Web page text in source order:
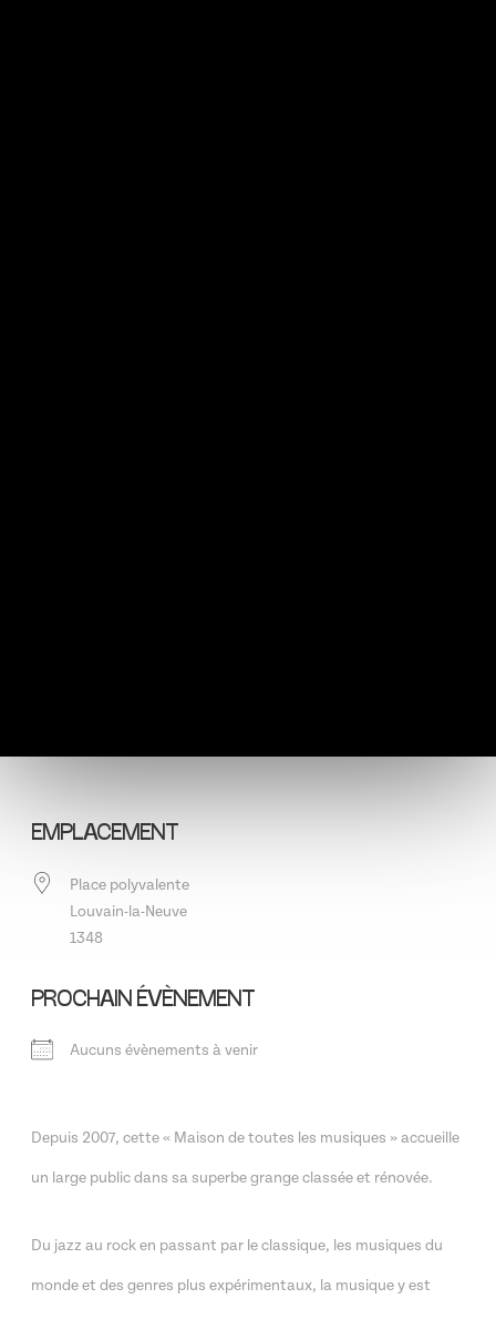
EMPLACEMENT
Place polyvalente
Louvain-la-Neuve
1348
PROCHAIN ÉVÈNEMENT
Aucuns évènements à venir
Depuis 2007, cette « Maison de toutes les musiques » accueille
un large public dans sa superbe grange classée et rénovée.
Du jazz au rock en passant par le classique, les musiques du
monde et des genres plus expérimentaux, la musique y est